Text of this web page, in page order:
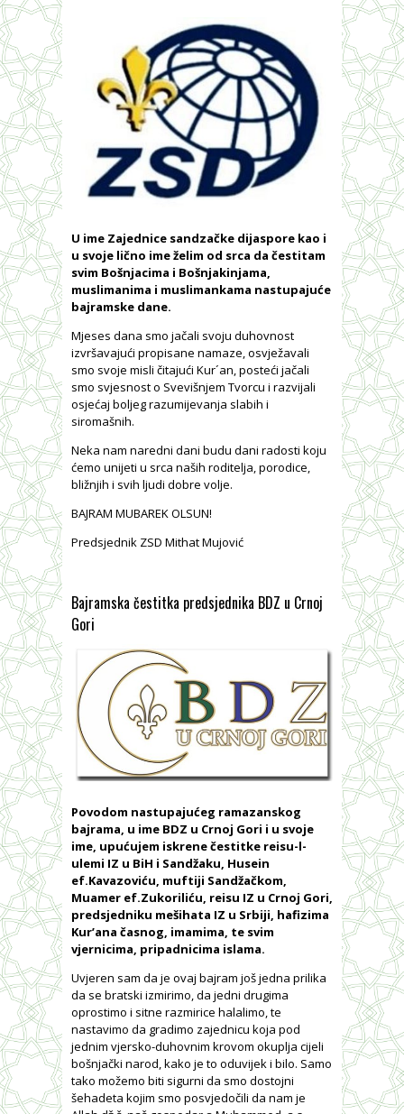
U ime Zajednice sandzačke dijaspore kao i
u svoje lično ime želim od srca da čestitam
svim Bošnjacima i Bošnjakinjama,
muslimanima i muslimankama nastupajuće
bajramske dane.
Mjeses dana smo jačali svoju duhovnost
izvršavajući propisane namaze, osvježavali
smo svoje misli čitajući Kur´an, posteći jačali
smo svjesnost o Svevišnjem Tvorcu i razvijali
osjećaj boljeg razumijevanja slabih i
siromašnih.
Neka nam naredni dani budu dani radosti koju
ćemo unijeti u srca naših roditelja, porodice,
bližnjih i svih ljudi dobre volje.
BAJRAM MUBAREK OLSUN!
Predsjednik ZSD Mithat Mujović
Bajramska čestitka predsjednika BDZ u Crnoj
Gori
Povodom nastupajućeg ramazanskog
bajrama, u ime BDZ u Crnoj Gori i u svoje
ime, upućujem iskrene čestitke reisu-l-
ulemi IZ u BiH i Sandžaku, Husein
ef.Kavazoviću, muftiji Sandžačkom,
Muamer ef.Zukoriliću, reisu IZ u Crnoj Gori,
predsjedniku mešihata IZ u Srbiji, hafizima
Kur’ana časnog, imamima, te svim
vjernicima, pripadnicima islama.
Uvjeren sam da je ovaj bajram još jedna prilika
da se bratski izmirimo, da jedni drugima
oprostimo i sitne razmirice halalimo, te
nastavimo da gradimo zajednicu koja pod
jednim vjersko-duhovnim krovom okuplja cijeli
bošnjački narod, kako je to oduvijek i bilo. Samo
tako možemo biti sigurni da smo dostojni
šehadeta kojim smo posvjedočili da nam je